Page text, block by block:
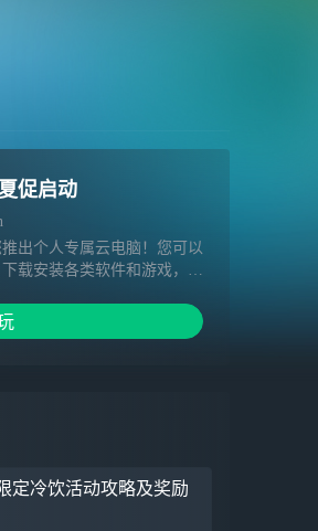
促启动
出个人专属云电脑！您可以
载安装各类软件和游戏，相
、畅快游戏体验等着您～
免费加速&挂机，3A大作一
定冷饮活动攻略及奖励